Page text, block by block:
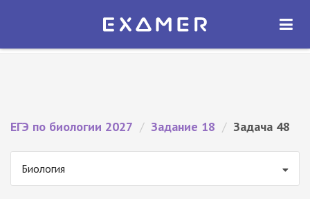
Экзамер — ЕГЭ 2027
ОТКРЫТЬ
ЕГЭ по биологии 2027 / Задание 18 / Задача 48
Биология